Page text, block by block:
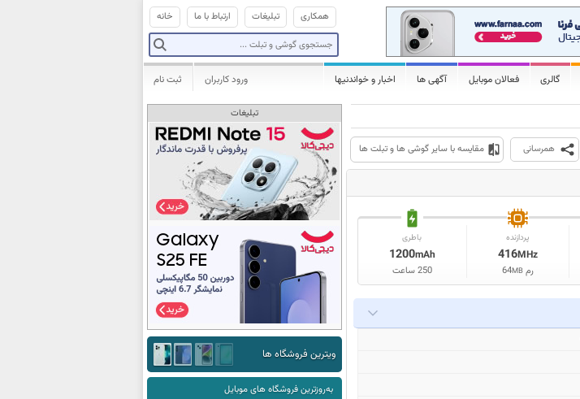
خانه ارتباط با ما تبلیغات همکاری
گالری فعالان موبایل آگهی ها اخبار و خواندنیها ثبت نام ورود کاربران
همرسانی مقایسه با سایر گوشی ها و تبلت ها
پردازنده
416MHz
رم 64MB
باطری
1200mAh
250 ساعت
تبلیغات
ویترین فروشگاه ها
به‌روزترین فروشگاه های موبایل